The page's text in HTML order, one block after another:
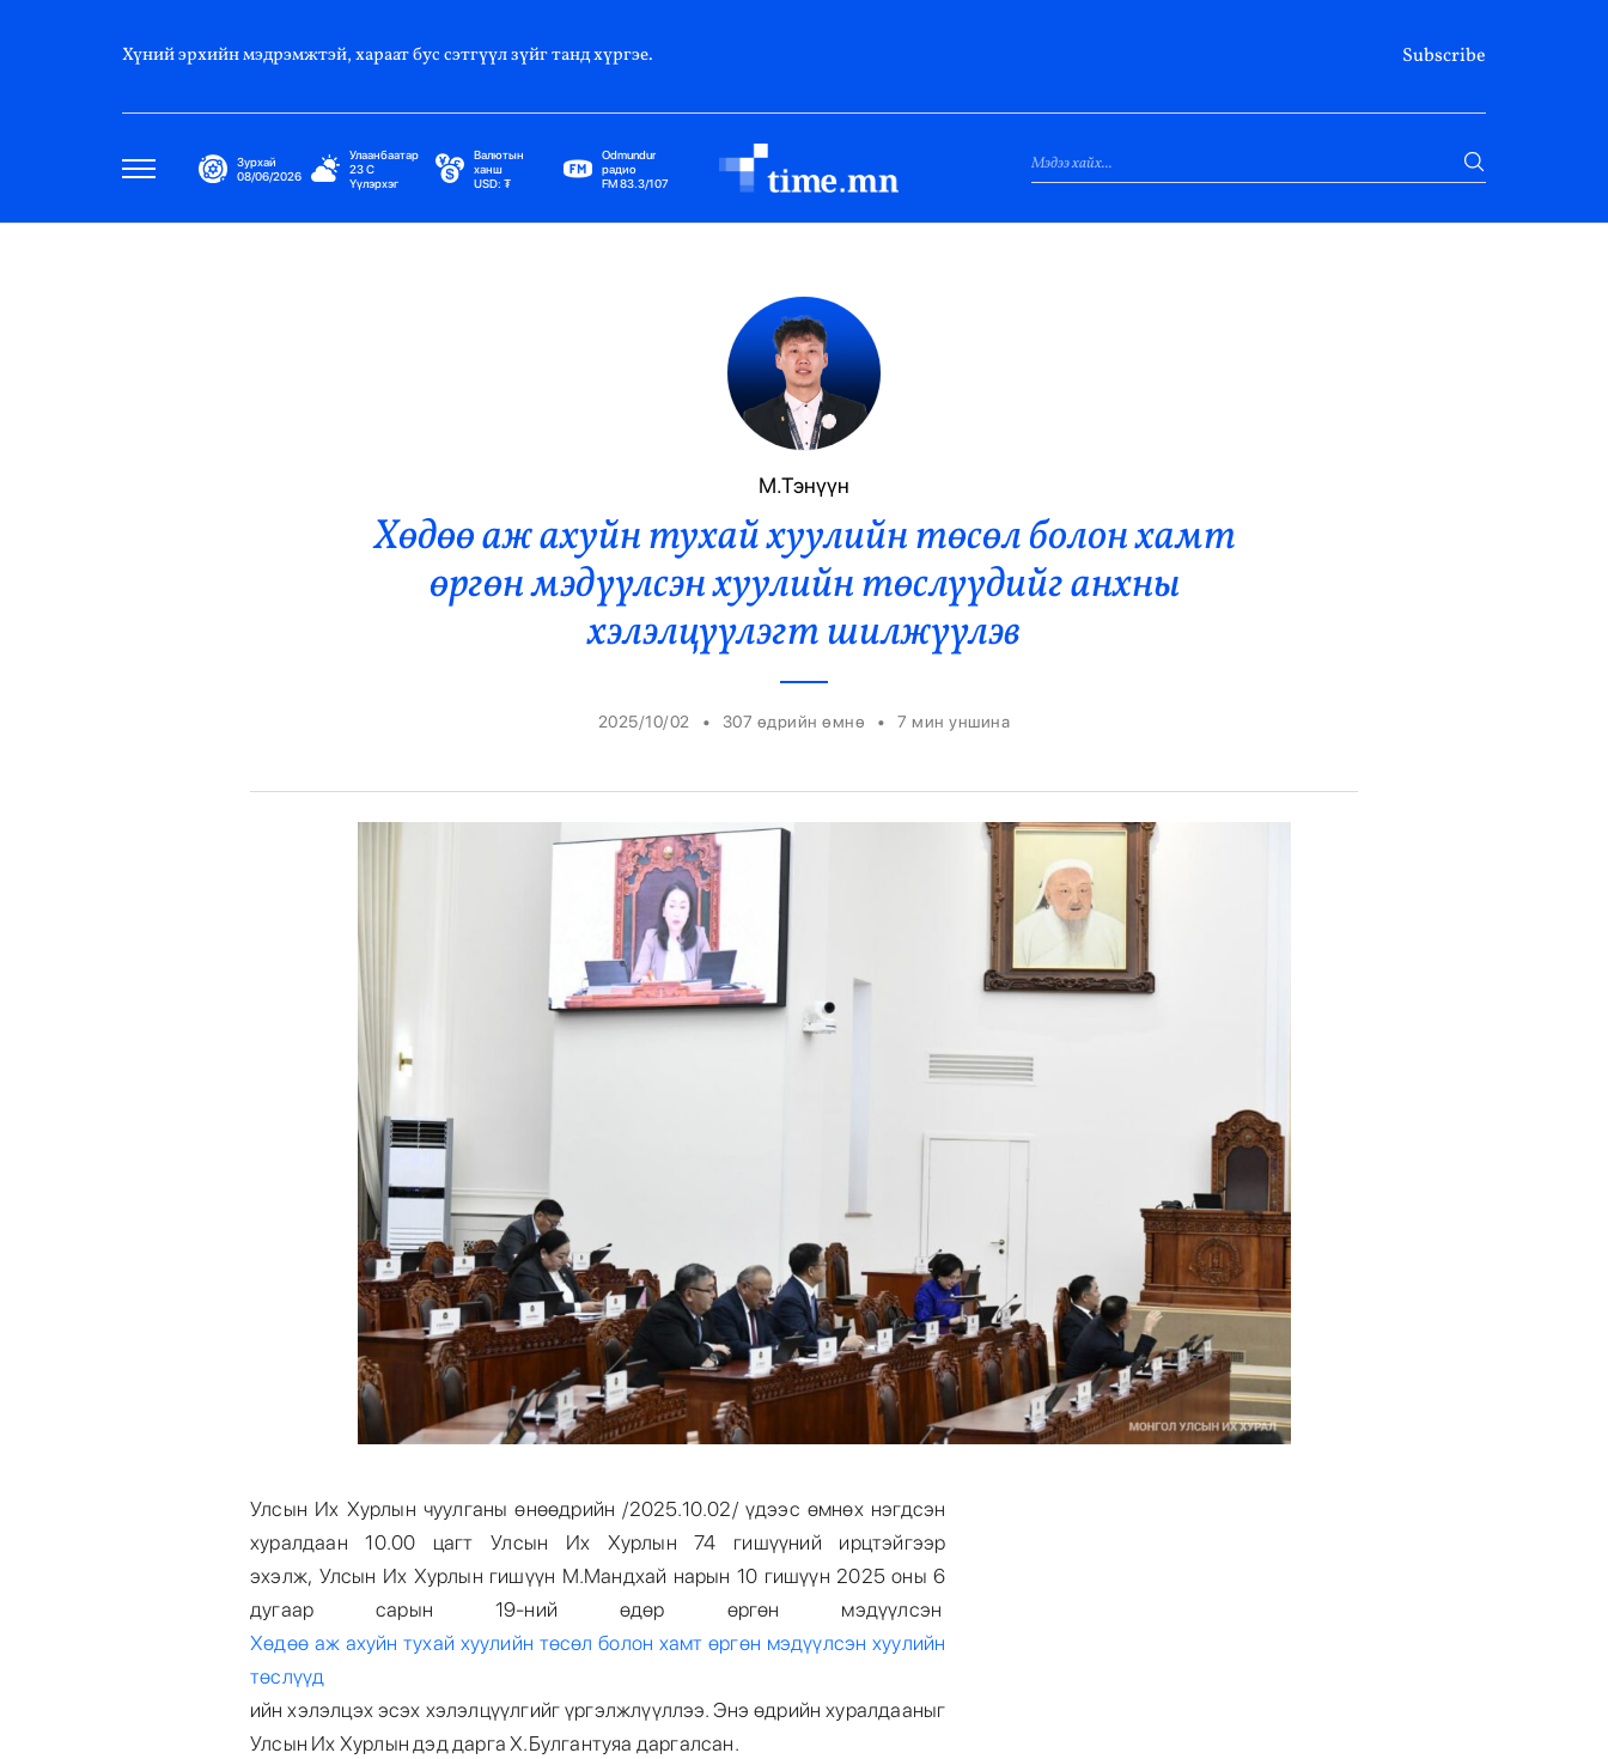
Хүний эрхийн мэдрэмжтэй, хараат бус сэтгүүл зүйг танд хүргэе. Subscribe
Зурхай
08/06/2026
Улаанбаатар
23C
Үүлэрхэг
Валютын
ханш
USD: ₮
Odmundur
радио
FM 83.3/107
Эрүүл Мэнд
Эрэн Сурвалжилга
Гадаад Харилцаа
Элчин Сайд
Парламент
Засгийн Газар
Ерөнхийлөгч
М.Тэнүүн
Хөдөө аж ахуйн тухай хуулийн төсөл болон хамт
өргөн мэдүүлсэн хуулийн төслүүдийг анхны
хэлэлцүүлэгт шилжүүлэв
2025/10/02 • 307 өдрийн өмнө • 7 мин уншина
Улсын Их Хурлын чуулганы өнөөдрийн /2025.10.02/ үдээс өмнөх нэгдсэн
хуралдаан 10.00 цагт Улсын Их Хурлын 74 гишүүний ирцтэйгээр
эхэлж, Улсын Их Хурлын гишүүн М.Мандхай нарын 10 гишүүн 2025 оны 6
дугаар сарын 19-ний өдөр өргөн мэдүүлсэн
Хөдөө аж ахуйн тухай хуулийн төсөл болон хамт өргөн мэдүүлсэн хуулийн
төслүүд
ийн хэлэлцэх эсэх хэлэлцүүлгийг үргэлжлүүллээ. Энэ өдрийн хуралдааныг
Улсын Их Хурлын дэд дарга Х.Булгантуяа даргалсан.